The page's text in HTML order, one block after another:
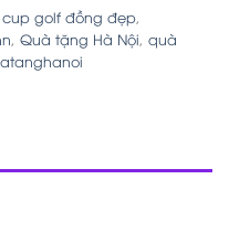
cup golf đồng đẹp,
, Quà tặng Hà Nội, quà